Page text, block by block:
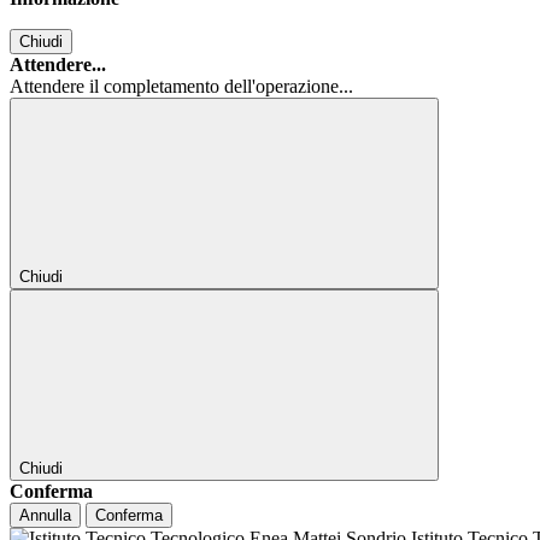
Chiudi
Attendere...
Attendere il completamento dell'operazione...
Chiudi
Chiudi
Conferma
Annulla Conferma